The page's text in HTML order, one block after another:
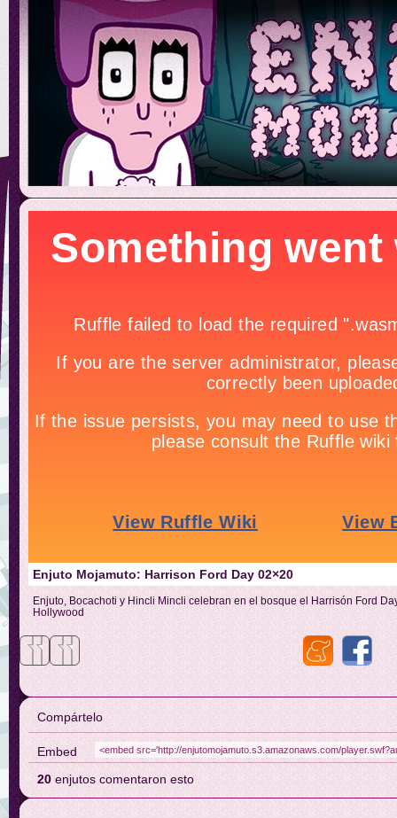
Enjuto Mojamuto: Harrison Ford Day 02×20
Enjuto, Bocachoti y Hincli Mincli celebran en el bosque el Harrisón Ford
Hollywood
Compártelo
Embed
20 enjutos comentaron esto